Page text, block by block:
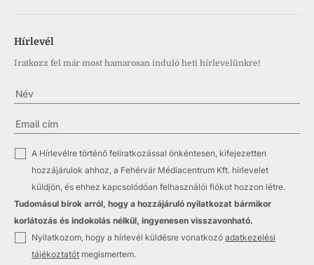
Hírlevél
Iratkozz fel már most hamarosan induló heti hírlevelünkre!
A Hírlevélre történő feliratkozással önkéntesen, kifejezetten
hozzájárulok ahhoz, a Fehérvár Médiacentrum Kft. hírlevelet
küldjön, és ehhez kapcsolódóan felhasználói fiókot hozzon létre.
Tudomásul bírok arról, hogy a hozzájáruló nyilatkozat bármikor
korlátozás és indokolás nélkül, ingyenesen visszavonható.
Nyilatkozom, hogy a hírlevél küldésre vonatkozó adatkezelési
tájékoztatót megismertem.